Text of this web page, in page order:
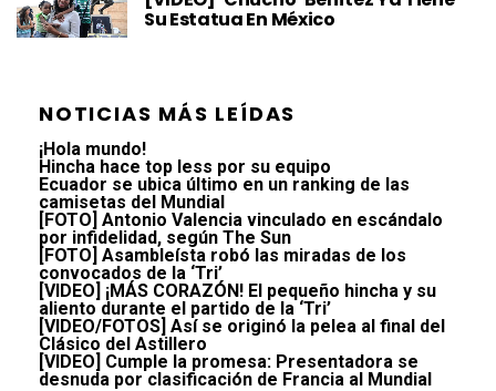
Su Estatua En México
NOTICIAS MÁS LEÍDAS
¡Hola mundo!
Hincha hace top less por su equipo
Ecuador se ubica último en un ranking de las
camisetas del Mundial
[FOTO] Antonio Valencia vinculado en escándalo
por infidelidad, según The Sun
[FOTO] Asambleísta robó las miradas de los
convocados de la ‘Tri’
[VIDEO] ¡MÁS CORAZÓN! El pequeño hincha y su
aliento durante el partido de la ‘Tri’
[VIDEO/FOTOS] Así se originó la pelea al final del
Clásico del Astillero
[VIDEO] Cumple la promesa: Presentadora se
desnuda por clasificación de Francia al Mundial